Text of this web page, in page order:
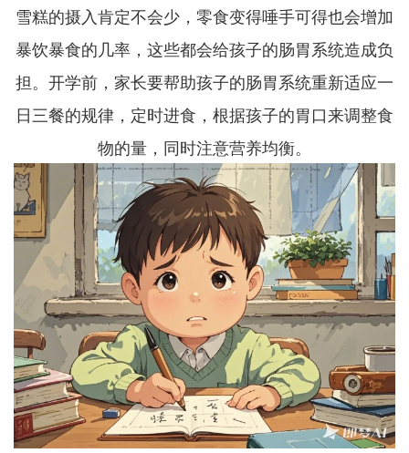
雪糕的摄入肯定不会少，零食变得唾手可得也会增加
暴饮暴食的几率，这些都会给孩子的肠胃系统造成负
担。开学前，家长要帮助孩子的肠胃系统重新适应一
日三餐的规律，定时进食，根据孩子的胃口来调整食
物的量，同时注意营养均衡。